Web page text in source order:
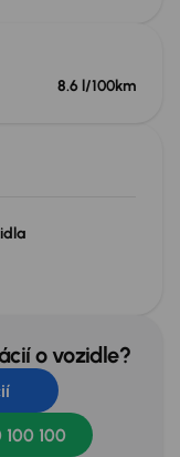
8.6 l/100km
o vozidle?
100